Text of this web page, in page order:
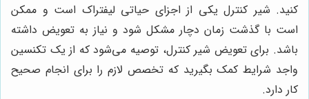
کنید. شیر کنترل یکی از اجزای حیاتی لیفتراک است و ممکن
است با گذشت زمان دچار مشکل شود و نیاز به تعویض داشته
باشد. برای تعویض شیر کنترل، توصیه می‌شود که از یک تکنسین
واجد شرایط کمک بگیرید که تخصص لازم را برای انجام صحیح
کار دارد.